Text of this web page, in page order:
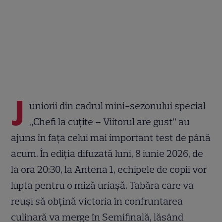
J
uniorii din cadrul mini-sezonului special
„Chefi la cuțite – Viitorul are gust” au
ajuns în fața celui mai important test de până
acum. În ediția difuzată luni, 8 iunie 2026, de
la ora 20:30, la Antena 1, echipele de copii vor
lupta pentru o miză uriașă. Tabăra care va
reuși să obțină victoria în confruntarea
culinară va merge în Semifinală, lăsând